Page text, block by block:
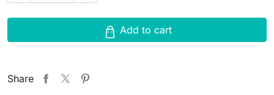
Add to cart
Share